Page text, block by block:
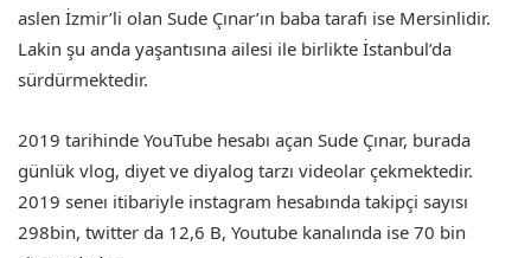
aslen İzmir’li olan Sude Çınar’ın baba tarafı ise Mersinlidir.
Lakin şu anda yaşantısına ailesi ile birlikte İstanbul’da
sürdürmektedir.
2019 tarihinde YouTube hesabı açan Sude Çınar, burada
günlük vlog, diyet ve diyalog tarzı videolar çekmektedir.
2019 seneı itibariyle instagram hesabında takipçi sayısı
298bin, twitter da 12,6 B, Youtube kanalında ise 70 bin